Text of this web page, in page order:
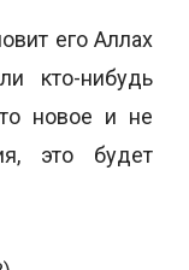
его Аллах
кто-нибудь
новое и не
это будет